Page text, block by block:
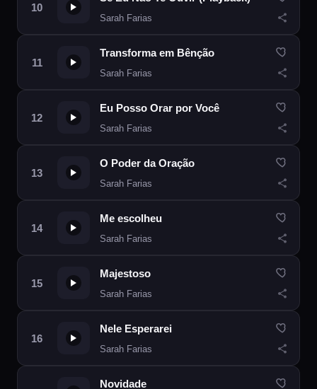
Sarah Farias
Transforma em Bênção
Sarah Farias
Eu Posso Orar por Você
Sarah Farias
O Poder da Oração
Sarah Farias
Me escolheu
Sarah Farias
Majestoso
Sarah Farias
Nele Esperarei
Sarah Farias
Novidade